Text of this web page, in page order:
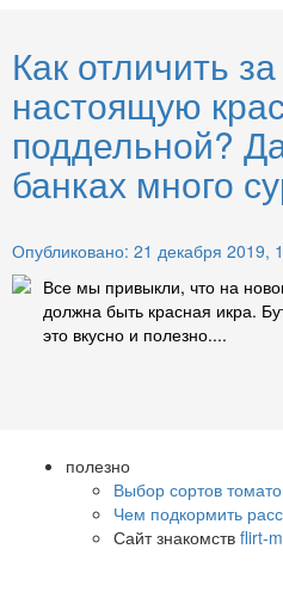
Как отличить
настоящую
поддельной?
банках много
Опубликовано: 21 декабря 2019,
Все мы привыкли, что на
должна быть красная икра.
это вкусно и полезно....
полезно
Выбор сортов
Чем подкормить
Сайт знакомств flirt-